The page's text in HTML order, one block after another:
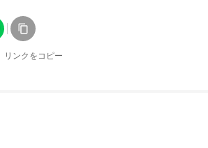
リンクをコピー